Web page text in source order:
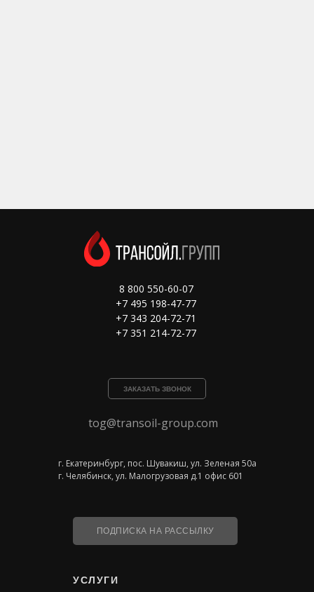
УСЛУГИ
ПОДПИСКА НА РАССЫЛКУ
8 800 550-60-07
+7 495 198-47-77
+7 343 204-72-71
+7 351 214-72-77
ЗАКАЗАТЬ ЗВОНОК
tog@transoil-group.com
г. Екатеринбург, пос. Шувакиш, ул. Зеленая 50а
г. Челябинск, ул. Малогрузовая д.1 офис 601